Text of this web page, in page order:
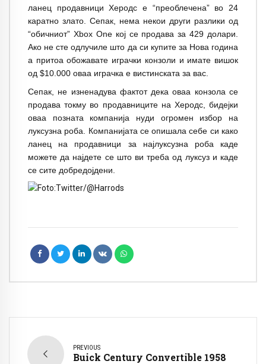
ланец продавници Херодс е “преоблечена” во 24
каратно злато. Сепак, нема некои други разлики од
“обичниот” Xbox One кој се продава за 429 долари.
Ако не сте одлучиле што да си купите за Нова година
а притоа обожавате играчки конзоли и имате вишок
од $10.000 оваа играчка е вистинската за вас.
Сепак, не изненадува фактот дека оваа конзола се
продава токму во продавниците на Херодс, бидејки
оваа позната компанија нуди огромен избор на
луксузна роба. Компанијата се опишала себе си како
ланец на продавници за најлуксузна роба каде
можете да најдете се што ви треба од луксуз и каде
се сите добредојдени.
PREVIOUS
Buick Century Convertible 1958